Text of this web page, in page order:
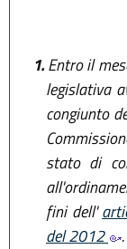
1.Entro il
legislativa
congiunto
stato di
fini dell'
del 2012
.